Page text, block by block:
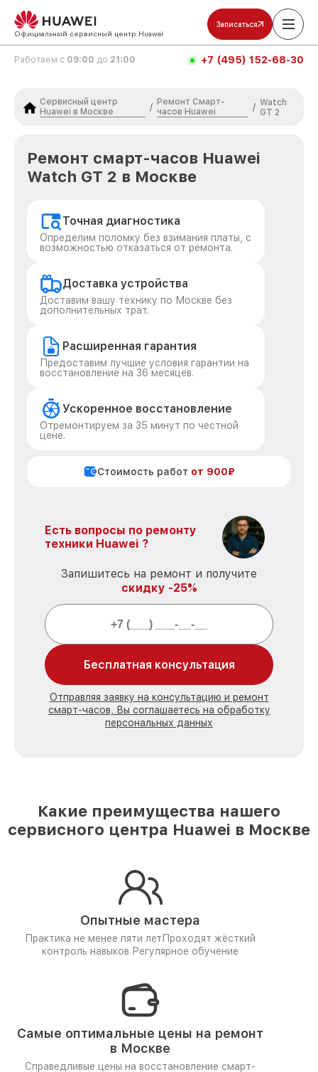
Официальный сервисный центр Huawei
Записаться
Работаем с 09:00 до 21:00 +7 (495) 152-68-30
Сервисный центр
Huawei в Москве
/
Ремонт Смарт-
часов Huawei
/ Watch
GT 2
Ремонт смарт-часов Huawei
Watch GT 2 в Москве
Точная диагностика
Определим поломку без взимания платы, с
возможностью отказаться от ремонта.
Доставка устройства
Доставим вашу технику по Москве без
дополнительных трат.
Расширенная гарантия
Предоставим лучшие условия гарантии на
восстановление на 36 месяцев.
Ускоренное восстановление
Отремонтируем за 35 минут по честной
цене.
Стоимость работ от 900₽
Есть вопросы по ремонту
техники Huawei ?
Запишитесь на ремонт и получите
скидку -25%
Бесплатная консультация
Отправляя заявку на консультацию и ремонт
смарт-часов, Вы соглашаетесь на обработку
персональных данных
Какие преимущества нашего
сервисного центра Huawei в Москве
Опытные мастера
Практика не менее пяти лет Проходят жёсткий
контроль навыков Регулярное обучение
Самые оптимальные цены на ремонт
в Москве
Справедливые цены на восстановление смарт-